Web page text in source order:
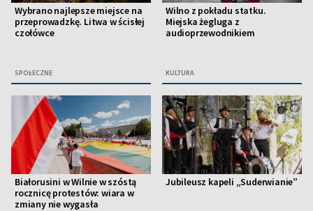
Wybrano najlepsze miejsce na
przeprowadzkę. Litwa w ścisłej
czołówce
SPOŁECZNE
Wilno z pokładu statku.
Miejska żegluga z
audioprzewodnikiem
KULTURA
Białorusini w Wilnie w szóstą
rocznicę protestów: wiara w
zmiany nie wygasła
Jubileusz kapeli „Suderwianie”